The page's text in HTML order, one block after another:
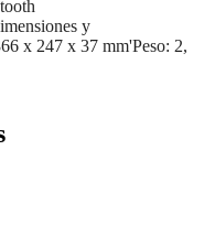
y
x 247 x 37 mm'Peso: 2,